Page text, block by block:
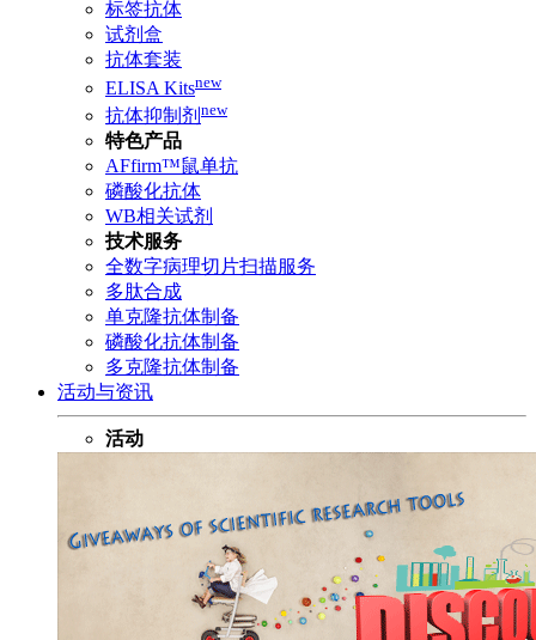
标签抗体
试剂盒
抗体套装
ELISA Kitsnew
抗体抑制剂 new
特色产品
AFfirm™鼠单抗
磷酸化抗体
WB相关试剂
技术服务
全数字病理切片扫描服务
多肽合成
单克隆抗体制备
磷酸化抗体制备
多克隆抗体制备
活动与资讯
活动